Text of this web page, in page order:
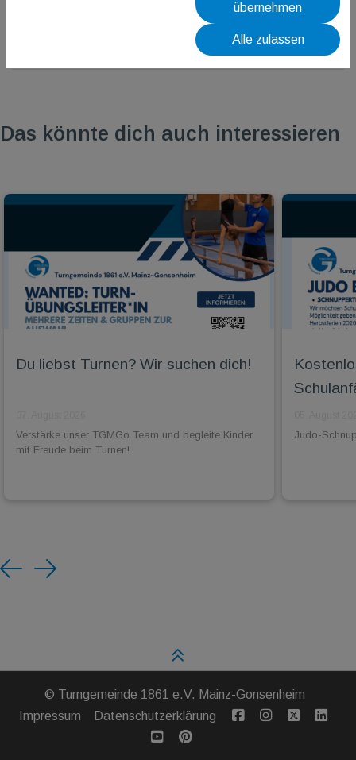
Das könnte dich auch interessieren
Du liebst Turnen? Wir suchen dich!
Verstärke unser TGMGo Team und begleite Kinder
mit Freude beim Turnen!
Judo-
Previous
Next
© Turngemeinde 1861 e.V. Mainz-Gonsenheim
Impressum
Datenschutzerklärung
übernehmen
Alle zulassen